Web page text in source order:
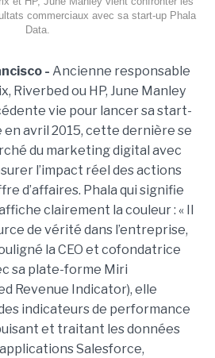
commerciaux avec sa start-up Phala
Data.
- Ancienne responsable
Riverbed ou HP, June Manley
vie pour lancer sa start-
en avril 2015, cette dernière se
du marketing digital avec
l’impact réel des actions
d’affaires. Phala qui signifie
clairement la couleur : « Il
de vérité dans l’entreprise,
la CEO et cofondatrice
sa plate-forme Miri
Revenue Indicator), elle
indicateurs de performance
et traitant les données
Salesforce,